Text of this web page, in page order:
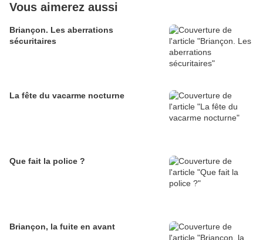
Vous aimerez aussi
Briançon. Les aberrations
sécuritaires
La fête du vacarme nocturne
Que fait la police ?
Briançon, la fuite en avant